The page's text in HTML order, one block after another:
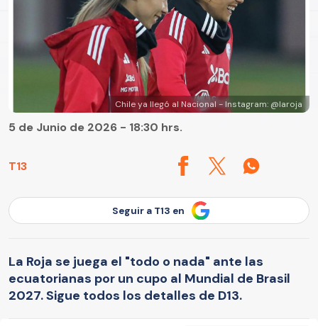
Chile ya llegó al Nacional - Instagram: @laroja
T13
5 de Junio de 2026 - 18:30 hrs.
Seguir a T13 en
La Roja se juega el "todo o nada" ante las
ecuatorianas por un cupo al Mundial de Brasil
2027. Sigue todos los detalles de D13.